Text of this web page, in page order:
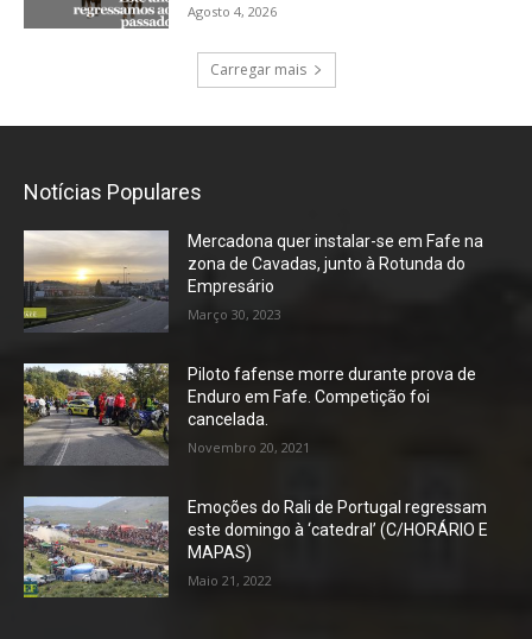
Agosto 4, 2026
Carregar mais
Notícias Populares
Mercadona quer instalar-se em Fafe na
zona de Cavadas, junto à Rotunda do
Empresário
Março 30, 2023
Piloto fafense morre durante prova de
Enduro em Fafe. Competição foi
cancelada.
Novembro 20, 2021
Emoções do Rali de Portugal regressam
este domingo à ‘catedral’ (C/HORÁRIO E
MAPAS)
Maio 21, 2022